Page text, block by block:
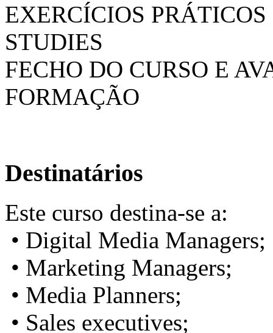
EXERCÍCIOS
STUDIES
FECHO DO CURSO E
FORMAÇÃO
Destinatários
Este curso destina-se a:
• Digital Media Managers;
• Marketing Managers;
• Media Planners;
• Sales executives;